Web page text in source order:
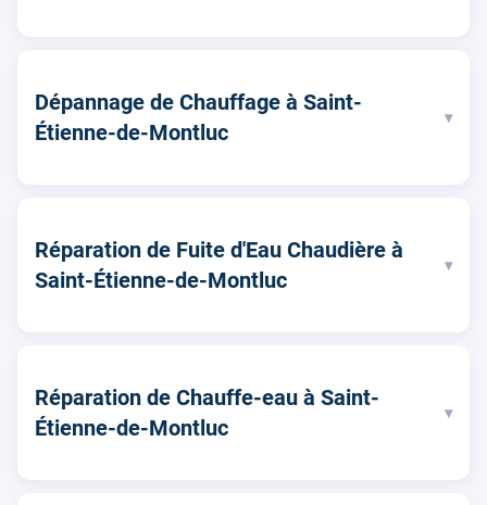
Dépannage de Chauffage à Saint-
Étienne-de-Montluc
▾
Réparation de Fuite d'Eau Chaudière à
Saint-Étienne-de-Montluc
▾
Réparation de Chauffe-eau à Saint-
Étienne-de-Montluc
▾